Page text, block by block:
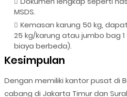
MSDS.
Kemasan karung 50 kg,
25 kg/karung atau jumbo bag
biaya berbeda).
Kesimpulan
Dengan memiliki kantor pusat di
cabang di Jakarta Timur dan